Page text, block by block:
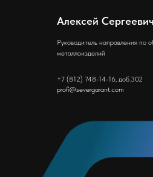
Алексей Сергеевич
Руководитель направления по
металлоизделий
+7 (812) 748-14-16, доб.302
profi@severgarant.com